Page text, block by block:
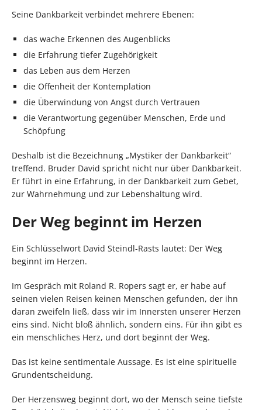
Seine Dankbarkeit verbindet mehrere Ebenen:
das wache Erkennen des Augenblicks
die Erfahrung tiefer Zugehörigkeit
das Leben aus dem Herzen
die Offenheit der Kontemplation
die Überwindung von Angst durch Vertrauen
die Verantwortung gegenüber Menschen, Erde und
Schöpfung
Deshalb ist die Bezeichnung „Mystiker der Dankbarkeit“
treffend. Bruder David spricht nicht nur über Dankbarkeit.
Er führt in eine Erfahrung, in der Dankbarkeit zum Gebet,
zur Wahrnehmung und zur Lebenshaltung wird.
Der Weg beginnt im Herzen
Ein Schlüsselwort David Steindl-Rasts lautet: Der Weg
beginnt im Herzen.
Im Gespräch mit Roland R. Ropers sagt er, er habe auf
seinen vielen Reisen keinen Menschen gefunden, der ihn
daran zweifeln ließ, dass wir im Innersten unserer Herzen
eins sind. Nicht bloß ähnlich, sondern eins. Für ihn gibt es
ein menschliches Herz, und dort beginnt der Weg.
Das ist keine sentimentale Aussage. Es ist eine spirituelle
Grundentscheidung.
Der Herzensweg beginnt dort, wo der Mensch seine tiefste